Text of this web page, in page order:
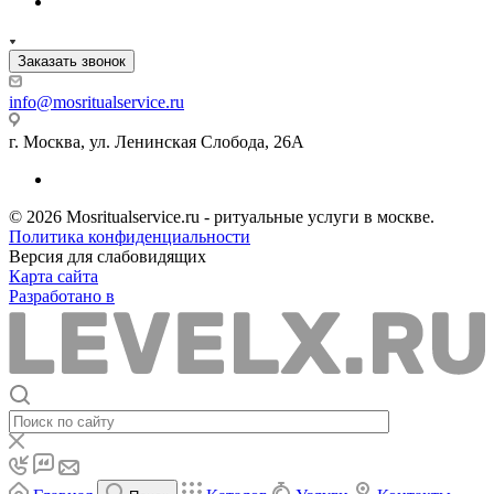
Заказать звонок
info@mosritualservice.ru
г. Москва, ул. Ленинская Слобода, 26А
© 2026 Mosritualservice.ru - ритуальные услуги в москве.
Политика конфиденциальности
Версия для слабовидящих
Карта сайта
Разработано в